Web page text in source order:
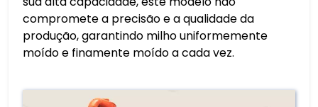
compromete a precisão e a qualidade da
produção, garantindo milho uniformemente
moído e finamente moído a cada vez.